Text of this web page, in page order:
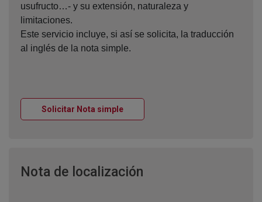
usufructo…- y su extensión, naturaleza y
limitaciones.
Este servicio incluye, si así se solicita, la traducción
al inglés de la nota simple.
Solicitar Nota simpleVentana nueva
Nota de localización